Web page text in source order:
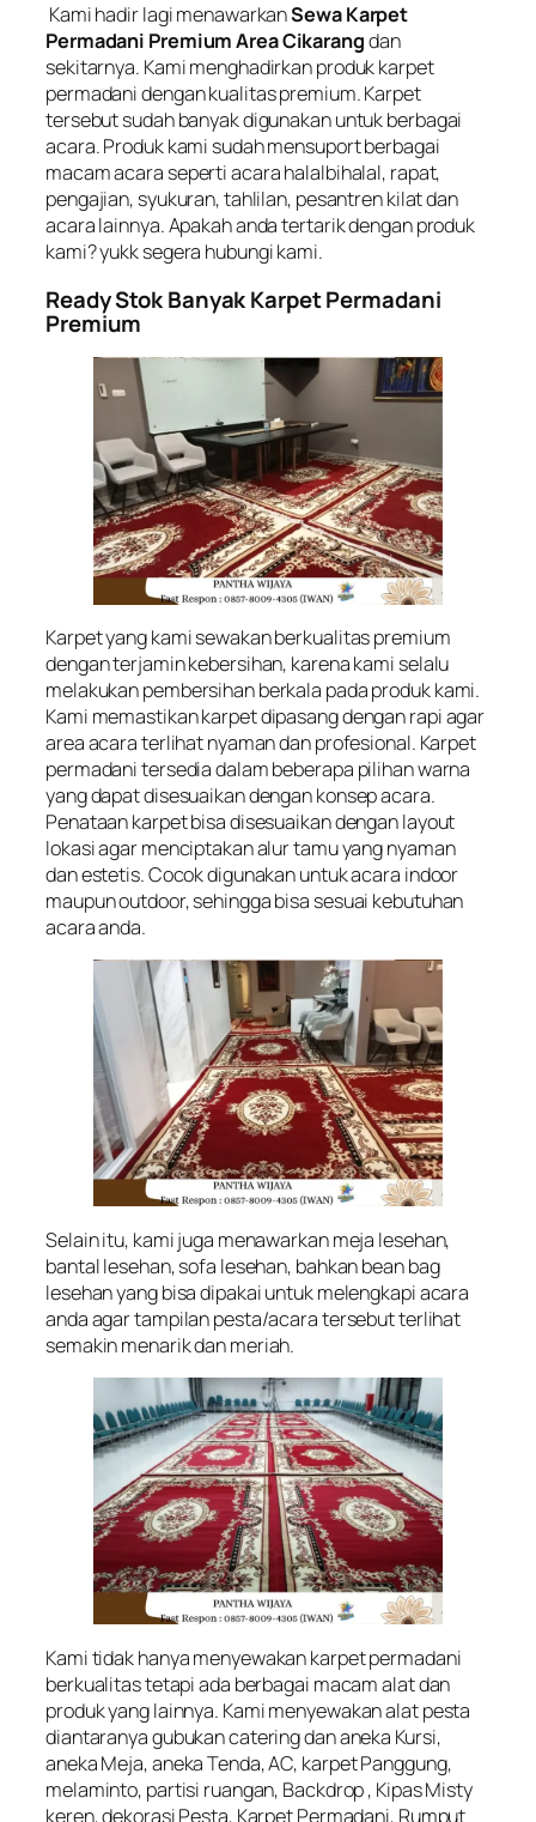
Kami hadir lagi menawarkanSewa Karpet
Permadani Premium Area Cikarangdan
sekitarnya. Kami menghadirkan produk karpet
permadani dengan kualitas premium. Karpet
tersebut sudah banyak digunakan untuk berbagai
acara. Produk kami sudah mensuport berbagai
macam acara seperti acara halalbihalal, rapat,
pengajian, syukuran, tahlilan, pesantren kilat dan
acara lainnya. Apakah anda tertarik dengan produk
kami? yukk segera hubungi kami.
Ready Stok Banyak Karpet Permadani
Premium
Karpet yang kami sewakan berkualitas premium
dengan terjamin kebersihan, karena kami selalu
melakukan pembersihan berkala pada produk kami.
Kami memastikan karpet dipasang dengan rapi agar
area acara terlihat nyaman dan profesional. Karpet
permadani tersedia dalam beberapa pilihan warna
yang dapat disesuaikan dengan konsep acara.
Penataan karpet bisa disesuaikan dengan layout
lokasi agar menciptakan alur tamu yang nyaman
dan estetis. Cocok digunakan untuk acara indoor
maupun outdoor, sehingga bisa sesuai kebutuhan
acara anda.
Selain itu, kami juga menawarkan meja lesehan,
bantal lesehan, sofa lesehan, bahkan bean bag
lesehan yang bisa dipakai untuk melengkapi acara
anda agar tampilan pesta/acara tersebut terlihat
semakin menarik dan meriah.
Kami tidak hanya menyewakan karpet permadani
berkualitas tetapi ada berbagai macam alat dan
produk yang lainnya. Kami menyewakan alat pesta
diantaranya gubukan catering dan aneka Kursi,
aneka Meja, aneka Tenda, AC, karpet Panggung,
melaminto, partisi ruangan, Backdrop , Kipas Misty
keren, dekorasi Pesta, Karpet Permadani, Rumput